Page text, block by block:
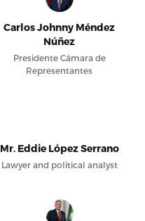
Carlos Johnny Méndez
Núñez
Presidente Cámara de
Representantes
Mr. Eddie López Serrano
Lawyer and political analyst